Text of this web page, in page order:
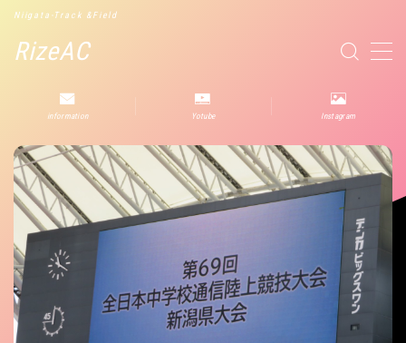
RizeAC
Niigata-Track &Field
MENU
information Yotube Instagram